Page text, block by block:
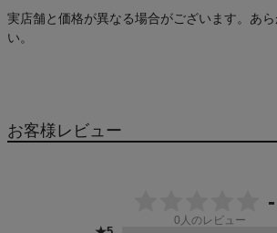
実店舗と価格が異なる場合がございます。あ
い。
お客様レビュー
-
0 人のレビュー